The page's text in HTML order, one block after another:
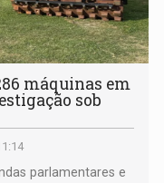
máquinas em
sob
parlamentares e